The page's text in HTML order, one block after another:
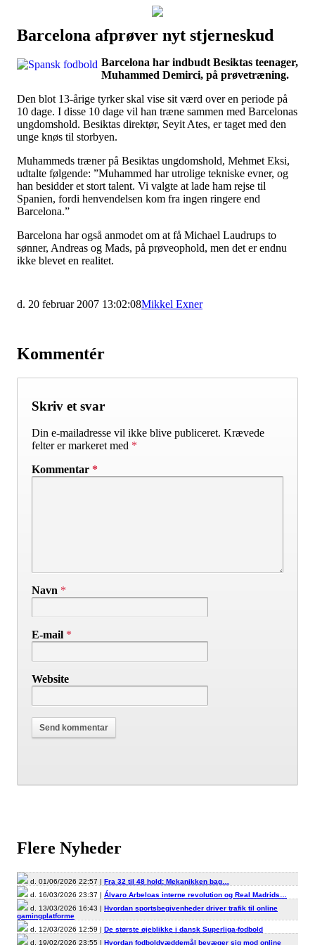
Наши партнеры
лучшие займы
Barcelona afprøver nyt stjerneskud
Barcelona har indbudt Besiktas teenager,
Muhammed Demirci, på prøvetræning.
Den blot 13-årige tyrker skal vise sit værd over en periode på
10 dage. I disse 10 dage vil han træne sammen med Barcelonas
ungdomshold. Besiktas direktør, Seyit Ates, er taget med den
unge knøs til storbyen.
Muhammeds træner på Besiktas ungdomshold, Mehmet Eksi,
udtalte følgende: ”Muhammed har utrolige tekniske evner, og
han besidder et stort talent. Vi valgte at lade ham rejse til
Spanien, fordi henvendelsen kom fra ingen ringere end
Barcelona.”
Barcelona har også anmodet om at få Michael Laudrups to
sønner, Andreas og Mads, på prøveophold, men det er endnu
ikke blevet en realitet.
d. 20 februar 2007 13:02:08Mikkel Exner
Kommentér
Skriv et svar
Din e-mailadresse vil ikke blive publiceret. Krævede
felter er markeret med *
Kommentar *
Navn *
E-mail *
Website
Flere Nyheder
d. 01/06/2026 22:57 | Fra 32 til 48 hold: Mekanikken bag…
d. 16/03/2026 23:37 | Álvaro Arbeloas interne revolution og Real Madrids…
d. 13/03/2026 16:43 | Hvordan sportsbegivenheder driver trafik til online
gamingplatforme
d. 12/03/2026 12:59 | De største øjeblikke i dansk Superliga-fodbold
d. 19/02/2026 23:55 | Hvordan fodboldvæddemål bevæger sig mod online